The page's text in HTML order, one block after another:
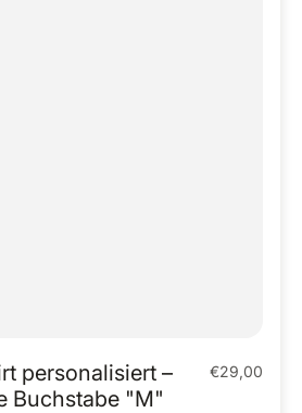
personalisiert –
Buchstabe "M"
€29,00